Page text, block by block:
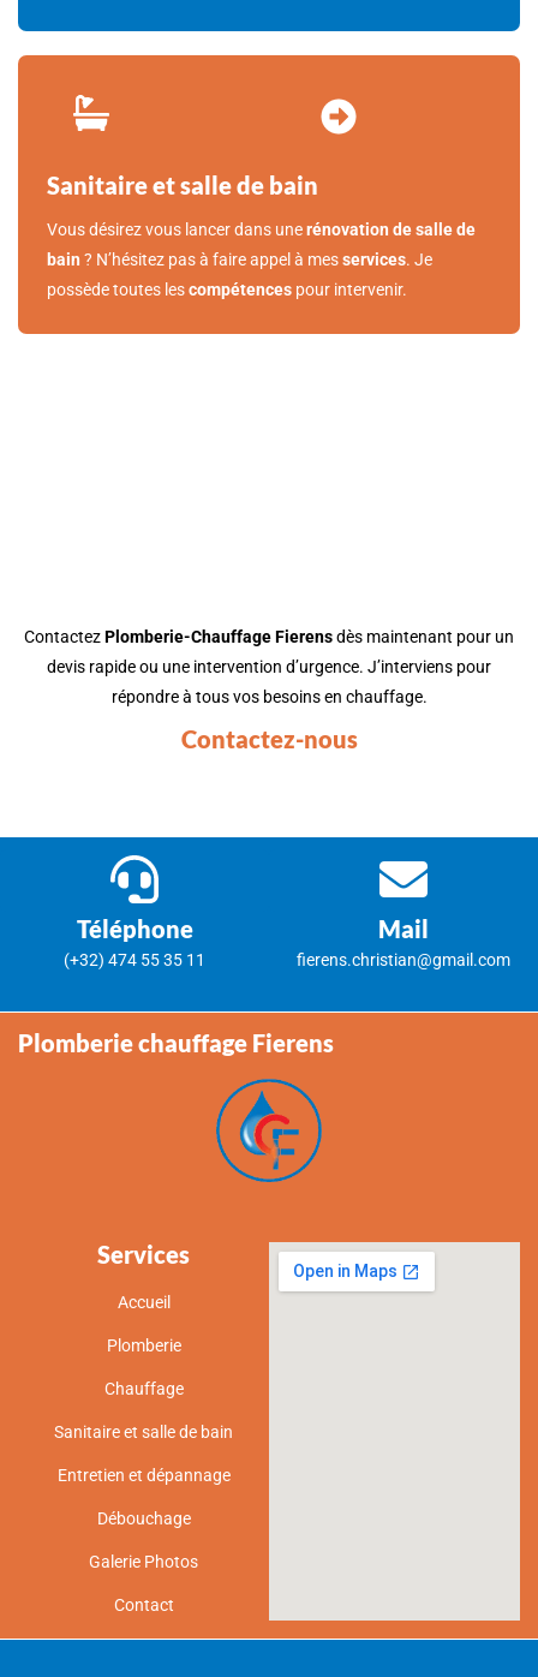
Sanitaire et salle de bain
Vous désirez vous lancer dans unerénovation de salle de
bain ? N’hésitez pas à faire appel à messervices. Je
possède toutes lescompétences pour intervenir.
ContactezPlomberie-Chauffage Fierensdès maintenant pour un
devis rapide ou une intervention d’urgence. J’interviens pour
répondre à tous vos besoins en chauffage.
Contactez-nous
Téléphone
(+32) 474 55 35 11
Mail
fierens.christian@gmail.com
Plomberie chauffage Fierens
Services
Accueil
Plomberie
Chauffage
Sanitaire et salle de bain
Entretien et dépannage
Débouchage
Galerie Photos
Contact